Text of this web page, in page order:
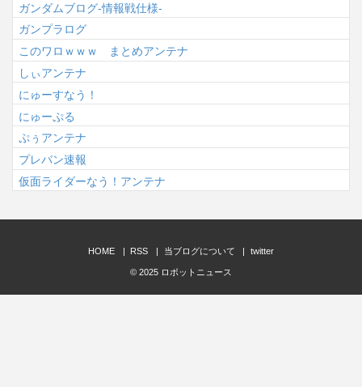
ガンダムブログ-情報戦仕様-
ガンプラログ
このワロｗｗｗ まとめアンテナ
しぃアンテナ
にゅーすなう！
にゅーぷる
ぷぅアンテナ
プレバン速報
仮面ライダーなう！アンテナ
HOME RSS 当ブログについて twitter
© 2025 ロボットニュース